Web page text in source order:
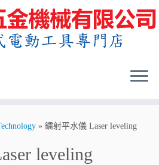
» 鐳射平水儀 Laser leveling
leveling